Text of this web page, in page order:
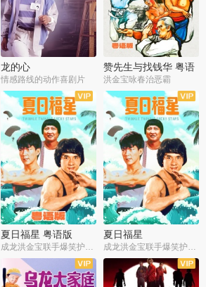
龙的心
情感路线的动作喜剧片
赞先生与找钱华 粤语
版
洪金宝咏春治恶霸
夏日福星 粤语版
成龙洪金宝联手爆笑护美女
夏日福星
成龙洪金宝联手爆笑护美女